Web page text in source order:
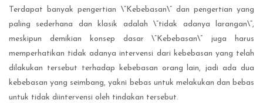
Terdapat banyak pengertian \”Kebebasan\” dan pengertian yang
paling sederhana dan klasik adalah \”tidak adanya larangan\”,
meskipun demikian konsep dasar \”Kebebasan\” juga harus
memperhatikan tidak adanya intervensi dari kebebasan yang telah
dilakukan tersebut terhadap kebebasan orang lain, jadi ada dua
kebebasan yang seimbang, yakni bebas untuk melakukan dan bebas
untuk tidak diintervensi oleh tindakan tersebut.